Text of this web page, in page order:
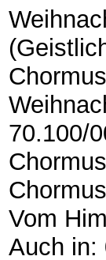
70.100/
Vom
Auch in: